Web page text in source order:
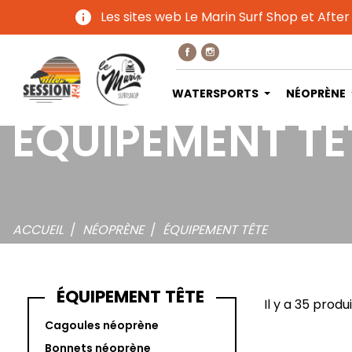
info Les sites web Le Marin Surf Shop et
WATERSPORTS NÉOPRÈNE
ÉQUIPEMENT
ACCUEIL NÉOPRÈNE ÉQUIPEMENT TÊTE
ÉQUIPEMENT TÊTE
Cagoules néoprène
Bonnets néoprène
Il y a 35